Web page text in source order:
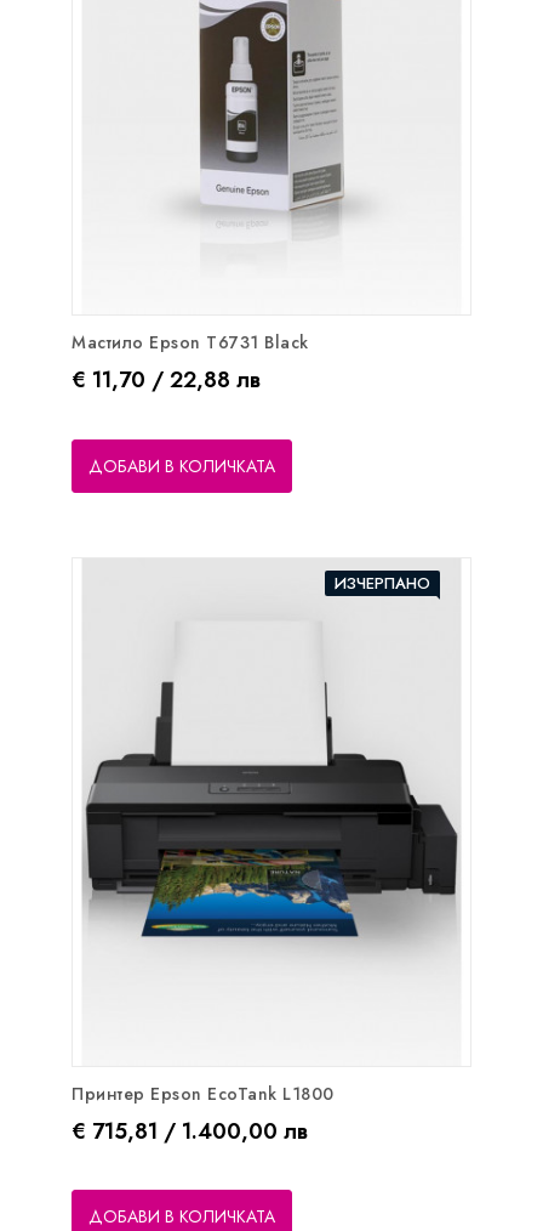
Мастило Epson T6731 Black
Цена
€ 11,70 / 22,88 лв
ДОБАВИ В КОЛИЧКАТА
ИЗЧЕРПАНО
Принтер Epson EcoTank L1800
Цена
€ 715,81 / 1.400,00 лв
ДОБАВИ В КОЛИЧКАТА